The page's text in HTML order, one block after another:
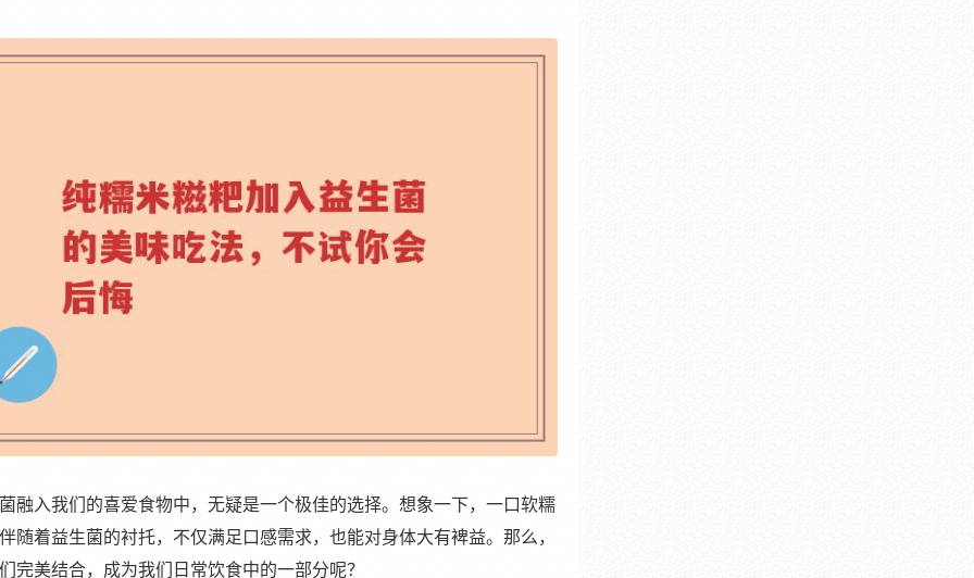
融入我们的喜爱食物中，无疑是一个极佳的选择。想象一下，一口软糯
随着益生菌的衬托，不仅满足口感需求，也能对身体大有裨益。那么，
完美结合，成为我们日常饮食中的一部分呢？